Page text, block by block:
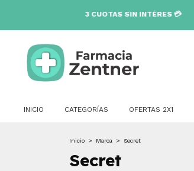
3 CUOTAS SIN INTÉRES 💳
INICIO CATEGORÍAS OFERTAS 2X1
Inicio > Marca > Secret
Secret